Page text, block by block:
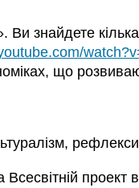
Ви знайдете
що